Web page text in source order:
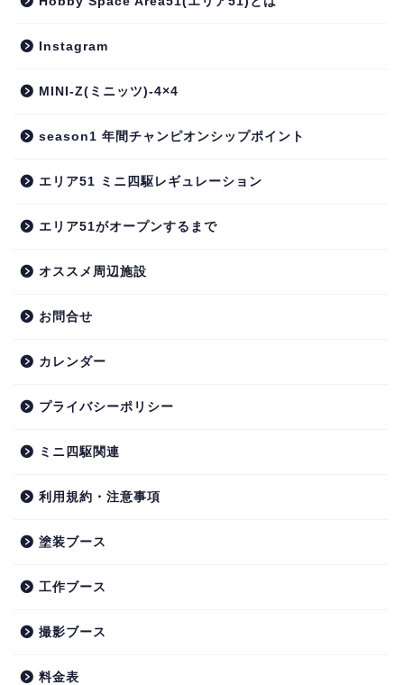
Instagram
MINI-Z(ミニッツ)-4×4
season1 年間チャンピオンシップポイント
エリア51 ミニ四駆レギュレーション
エリア51がオープンするまで
オススメ周辺施設
お問合せ
カレンダー
プライバシーポリシー
ミニ四駆関連
利用規約・注意事項
塗装ブース
工作ブース
撮影ブース
料金表